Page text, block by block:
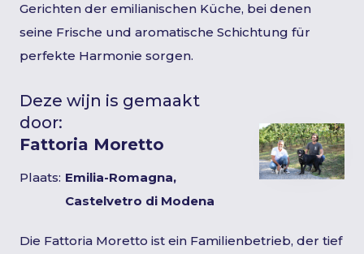
Gerichten der emilianischen Küche, bei denen
seine Frische und aromatische Schichtung für
perfekte Harmonie sorgen.
Deze wijn is gemaakt
door:
Fattoria Moretto
Plaats: Emilia-Romagna,
Castelvetro di Modena
Die Fattoria Moretto ist ein Familienbetrieb, der tief